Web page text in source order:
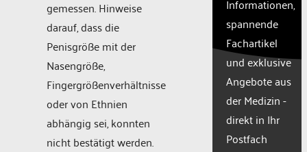
gemessen. Hinweise
darauf, dass die
Penisgröße mit der
Nasengröße,
Fingergrößenverhältnisse
oder von Ethnien
abhängig sei, konnten
nicht bestätigt werden.
content
to the
list of
used.
Powered
Consent
Informationen,
spannende
Fachartikel
und exklusive
Angebote aus
der Medizin -
direkt in Ihr
Postfach